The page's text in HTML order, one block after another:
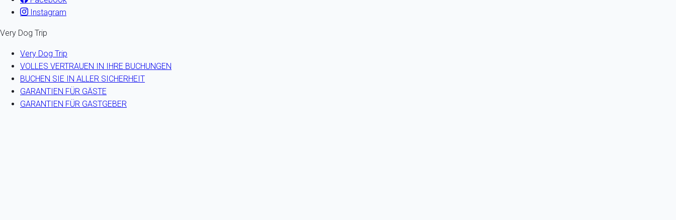
Instagram
Very Dog Trip
Very Dog Trip
VOLLES VERTRAUEN IN IHRE BUCHUNGEN
BUCHEN SIE IN ALLER SICHERHEIT
GARANTIEN FÜR GÄSTE
GARANTIEN FÜR GASTGEBER